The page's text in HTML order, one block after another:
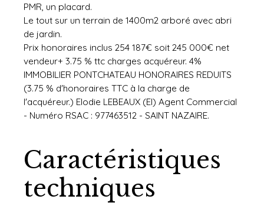
PMR, un placard.
Le tout sur un terrain de 1400m2 arboré avec abri
de jardin.
Prix honoraires inclus 254 187€ soit 245 000€ net
vendeur+ 3.75 % ttc charges acquéreur. 4%
IMMOBILIER PONTCHATEAU HONORAIRES REDUITS
(3.75 % d'honoraires TTC à la charge de
l'acquéreur.) Elodie LEBEAUX (EI) Agent Commercial
- Numéro RSAC : 977463512 - SAINT NAZAIRE.
Caractéristiques
techniques